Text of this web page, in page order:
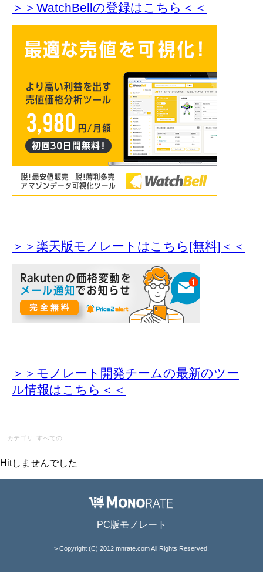
＞＞WatchBellの登録はこちら＜＜
＞＞楽天版モノレートはこちら[無料]＜＜
＞＞モノレート開発チームの最新のツー
ル情報はこちら＜＜
カテゴリ: すべての
Hitしませんでした
PC版モノレート
> Copyright (C) 2012 mnrate.com All Rights Reserved.